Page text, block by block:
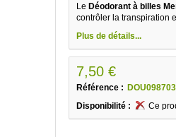
LeDéodorant à billes
contrôler la transpiration
Plus de détails...
7,50 €
Référence : DOU098703
Disponibilité :
Ce